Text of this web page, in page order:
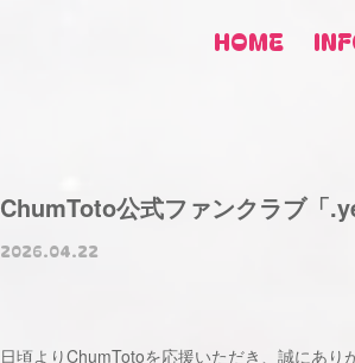
HOME
ChumToto公式ファンクラブ「
2026.04.22
日頃よりChumTotoを応援いただき、誠にあり